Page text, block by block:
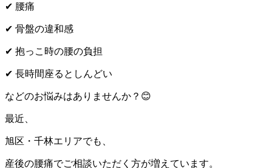
✔ 腰痛
✔ 骨盤の違和感
✔ 抱っこ時の腰の負担
✔ 長時間座るとしんどい
などのお悩みはありませんか？ 😊
最近、
旭区・千林エリアでも、
産後の腰痛でご相談いただく方が増えています。